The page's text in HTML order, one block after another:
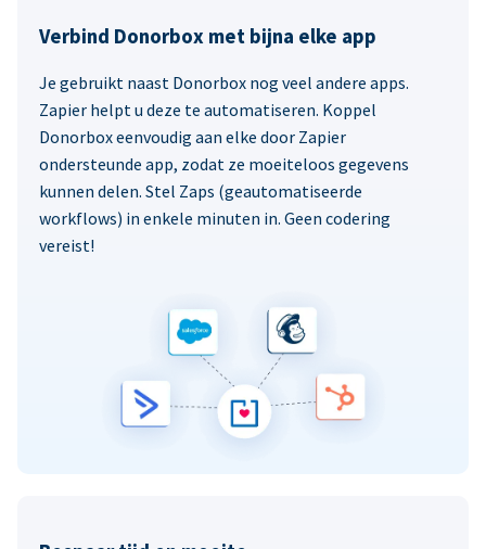
Verbind Donorbox met bijna elke app
Je gebruikt naast Donorbox nog veel andere apps.
Zapier helpt u deze te automatiseren. Koppel
Donorbox eenvoudig aan elke door Zapier
ondersteunde app, zodat ze moeiteloos gegevens
kunnen delen. Stel Zaps (geautomatiseerde
workflows) in enkele minuten in. Geen codering
vereist!